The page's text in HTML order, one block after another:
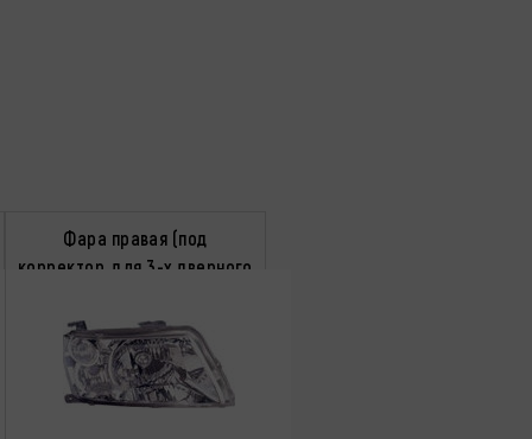
Фара правая (под
корректор, для 3-х дверного